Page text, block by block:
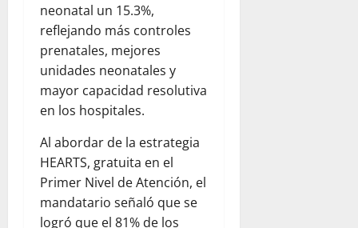
neonatal un 15.3%,
reflejando más controles
prenatales, mejores
unidades neonatales y
mayor capacidad resolutiva
en los hospitales.
Al abordar de la estrategia
HEARTS, gratuita en el
Primer Nivel de Atención, el
mandatario señaló que se
logró que el 81% de los